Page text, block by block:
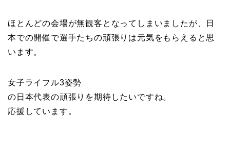
ほとんどの会場が無観客となってしまいましたが、日
本での開催で選手たちの頑張りは元気をもらえると思
います。
女子ライフル3姿勢
の日本代表の頑張りを期待したいですね。
応援しています。